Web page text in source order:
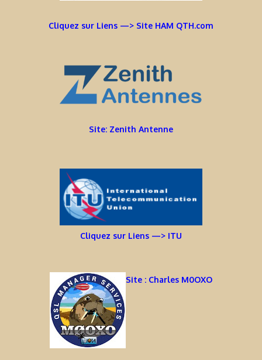
Cliquez sur Liens —> Site HAM QTH.com
Site: Zenith Antenne
Cliquez sur Liens —> ITU
Site : Charles M0OXO